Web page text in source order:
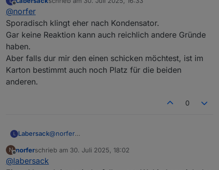
wegen Schnaps- daher erst jetzt meine Antwort:
1mal funktioniert er sporadisch.
Offline zuletzt editiert von
@norfer
Sporadisch klingt eher nach Kondensator.
Gar keine Reaktion kann auch reichlich andere Gründe
haben.
Aber falls dur mir den einen schicken möchtest, ist im
Karton bestimmt auch noch Platz für die beiden
anderen.
0
L Labersack@norfer
Gar keine Reaktion kann auch reichlich andere
N
Offline
norferschrieb am 30. Juli 2025, 18:02
zuletzt editiert von
@labersack